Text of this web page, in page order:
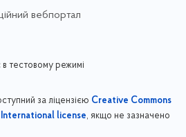
вебпортал
тестовому режимі
за ліцензією Creative Commons
license, якщо не зазначено